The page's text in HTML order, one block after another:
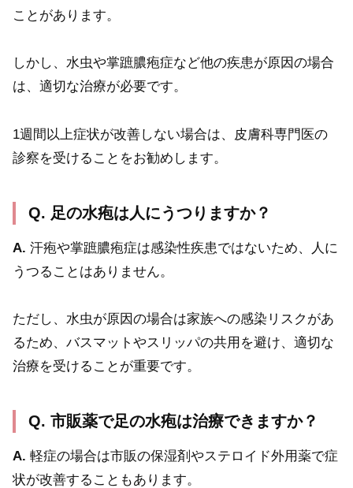
ことがあります。
しかし、水虫や掌蹠膿疱症など他の疾患が原因の場合
は、適切な治療が必要です。
1週間以上症状が改善しない場合は、皮膚科専門医の
診察を受けることをお勧めします。
Q. 足の水疱は人にうつりますか？
A. 汗疱や掌蹠膿疱症は感染性疾患ではないため、人に
うつることはありません。
ただし、水虫が原因の場合は家族への感染リスクがあ
るため、バスマットやスリッパの共用を避け、適切な
治療を受けることが重要です。
Q. 市販薬で足の水疱は治療できますか？
A. 軽症の場合は市販の保湿剤やステロイド外用薬で症
状が改善することもあります。